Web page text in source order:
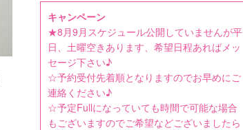
キャンペーン
★8月9月スケジュール公開していませんが平
日、土曜空きあります、希望日程あればメッ
セージ下さい♪
☆予約受付先着順となりますのでお早めにご
連絡ください♪
☆予定Fullになっていても時間で可能な場合
もございますのでご希望などございましたら